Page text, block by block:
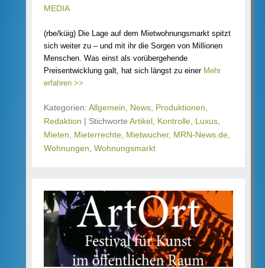
MEDIA
(rbe/küig) Die Lage auf dem Mietwohnungsmarkt spitzt
sich weiter zu – und mit ihr die Sorgen von Millionen
Menschen. Was einst als vorübergehende
Preisentwicklung galt, hat sich längst zu einer Mehr
erfahren >>
Kategorien: Allgemein News Produktionen
Redaktion | Stichworte Artikel Kontrolle Luxus
Mieten
Mieterrechte Mietwucher, MRN-News.de
Wohnungen Wohnungsmarkt